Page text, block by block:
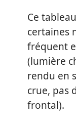
Ce
certaines
fréquent
(lumière
rendu en
crue, pas
frontal).